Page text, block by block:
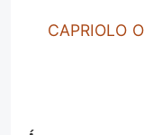
CAPRIOLO